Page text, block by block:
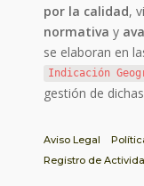
por la calidad,
normativa y
se elaboran en
Indicación
gestión de
Aviso Legal
Registro de